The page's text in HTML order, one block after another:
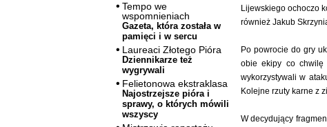
Tempo we
wspomnieniach
Gazeta, która została w
pamięci i w sercu
Laureaci Złotego Pióra
Dziennikarze też
wygrywali
Felietonowa ekstraklasa
Najostrzejsze pióra i
sprawy, o których mówili
wszyscy
Lijewskiego ochoczo
również Jakub
Po powrocie do gry
obie ekipy co chwilę
wykorzystywali w
Kolejne rzuty karne z
W decydujący